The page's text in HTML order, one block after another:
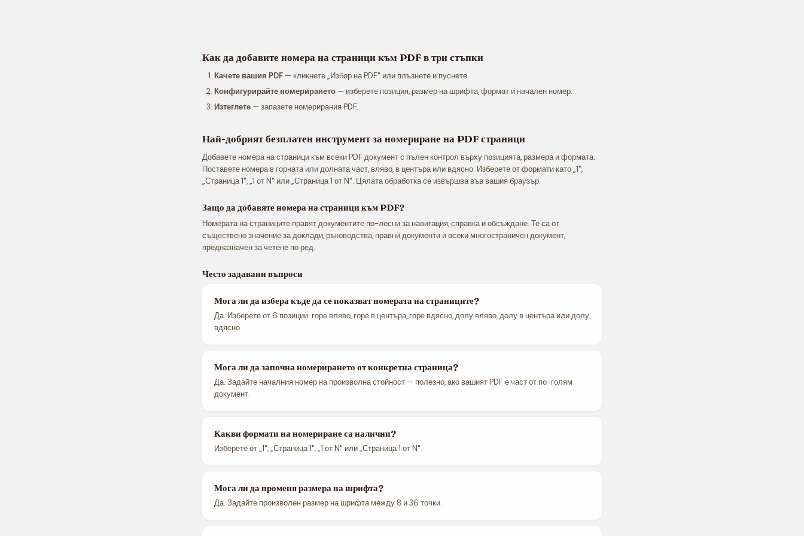
Как да добавите номера на страници към PDF в три стъпки
Качете вашия PDF — кликнете „Избор на PDF" или плъзнете и пуснете.
Конфигурирайте номерирането — изберете позиция, размер на шрифта, формат и начален номер.
Изтеглете — запазете номерирания PDF.
Най-добрият безплатен инструмент за номериране на PDF страници
Добавете номера на страници към всеки PDF документ с пълен контрол върху позицията, размера и формата.
Поставете номера в горната или долната част, вляво, в центъра или вдясно. Изберете от формати като „1",
„Страница 1", „1 от N" или „Страница 1 от N". Цялата обработка се извършва във вашия браузър.
Защо да добавяте номера на страници към PDF?
Номерата на страниците правят документите по-лесни за навигация, справка и обсъждане. Те са от
съществено значение за доклади, ръководства, правни документи и всеки многостраничен документ,
предназначен за четене по ред.
Често задавани въпроси
Мога ли да избера къде да се показват номерата на страниците?
Да. Изберете от 6 позиции: горе вляво, горе в центъра, горе вдясно, долу вляво, долу в центъра или долу
вдясно.
Мога ли да започна номерирането от конкретна страница?
Да. Задайте началния номер на произволна стойност — полезно, ако вашият PDF е част от по-голям
документ.
Какви формати на номериране са налични?
Изберете от „1", „Страница 1", „1 от N" или „Страница 1 от N".
Мога ли да променя размера на шрифта?
Да. Задайте произволен размер на шрифта между 8 и 36 точки.